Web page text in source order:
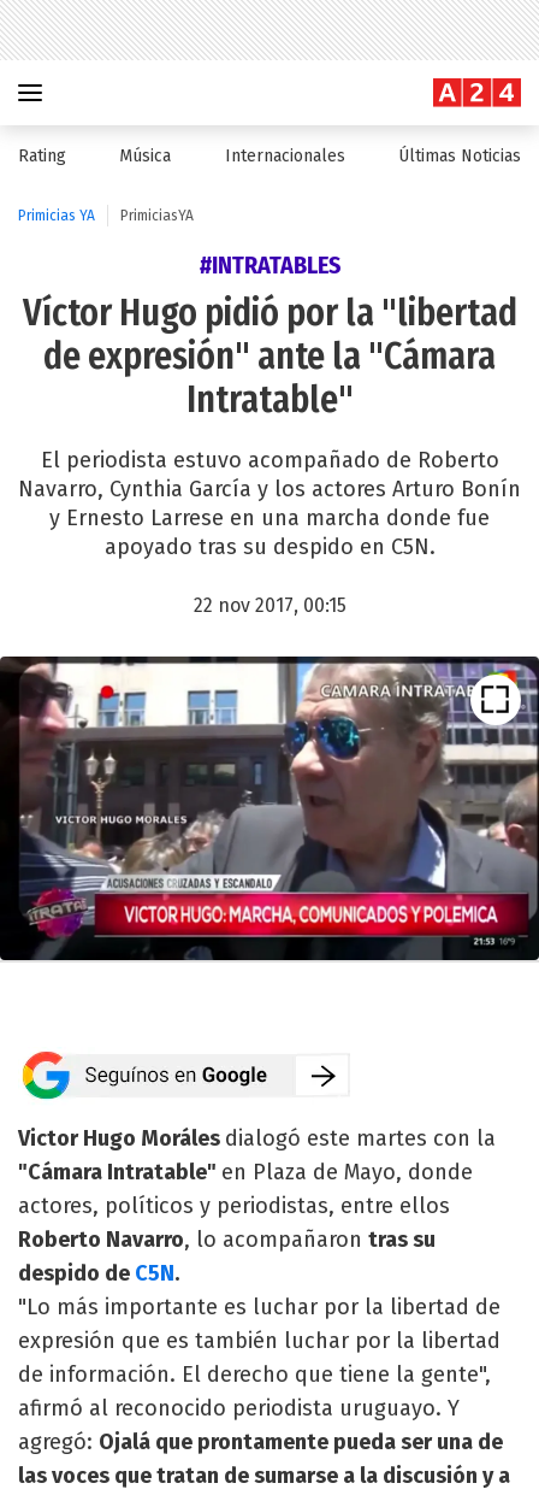
Rating Música Internacionales Últimas Noticias
Primicias YA PrimiciasYA
#INTRATABLES
Víctor Hugo pidió por la "libertad
de expresión" ante la "Cámara
Intratable"
El periodista estuvo acompañado de Roberto
Navarro, Cynthia García y los actores Arturo Bonín
y Ernesto Larrese en una marcha donde fue
apoyado tras su despido en C5N.
22 nov 2017, 00:15
Victor Hugo Moráles dialogó este martes con la
"Cámara Intratable" en Plaza de Mayo, donde
actores, políticos y periodistas, entre ellos
Roberto Navarro, lo acompañaron tras su
despido de C5N.
"Lo más importante es luchar por la libertad de
expresión que es también luchar por la libertad
de información. El derecho que tiene la gente",
afirmó al reconocido periodista uruguayo. Y
agregó: Ojalá que prontamente pueda ser una de
las voces que tratan de sumarse a la discusión y a